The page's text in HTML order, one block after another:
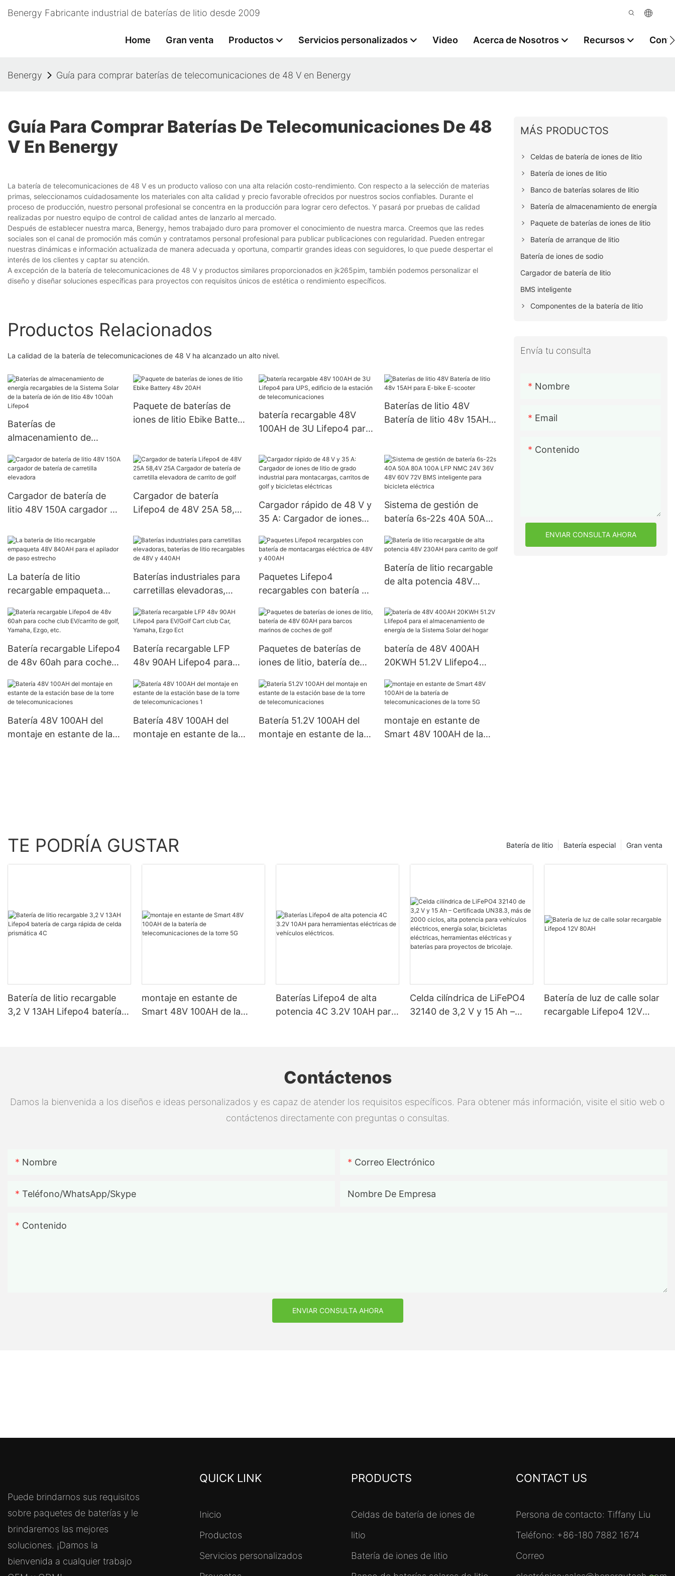
Benergy Fabricante industrial de baterías de litio desde 2009
Home Gran venta Productos Servicios personalizados Video Acerca de Nosotros Recursos
Benergy Guía para comprar baterías de telecomunicaciones de 48 V en Benergy
Guía Para Comprar Baterías De Telecomunicaciones De 48
V En Benergy
La batería de telecomunicaciones de 48 V es un producto valioso con una alta relación costo-rendimiento. Con respecto a la selección de materias
primas, seleccionamos cuidadosamente los materiales con alta calidad y precio favorable ofrecidos por nuestros socios confiables. Durante el
proceso de producción, nuestro personal profesional se concentra en la producción para lograr cero defectos. Y pasará por pruebas de calidad
realizadas por nuestro equipo de control de calidad antes de lanzarlo al mercado.
Después de establecer nuestra marca, Benergy, hemos trabajado duro para promover el conocimiento de nuestra marca. Creemos que las redes
sociales son el canal de promoción más común y contratamos personal profesional para publicar publicaciones con regularidad. Pueden entregar
nuestras dinámicas e información actualizada de manera adecuada y oportuna, compartir grandes ideas con seguidores, lo que puede despertar el
interés de los clientes y captar su atención.
A excepción de la batería de telecomunicaciones de 48 V y productos similares proporcionados en jk265pim, también podemos personalizar el
diseño y diseñar soluciones específicas para proyectos con requisitos únicos de estética o rendimiento específicos.
Productos Relacionados
La calidad de la batería de telecomunicaciones de 48 V ha alcanzado un alto nivel.
Baterías de
almacenamiento de
Sistema Solar de la batería
de ión de litio 48v 100ah
Lifepo4
Paquete de baterías de
iones de litio Ebike Battery
batería recargable 48V
100AH ​​de 3U Lifepo4 para
de telecomunicaciones
Baterías de litio 48V
Batería de litio 48v 15AH
Cargador de batería de
litio 48V 150A cargador de
elevadora
Cargador de batería
Lifepo4 de 48V 25A 58,4V
de carretilla elevadora de
carrito de golf
Cargador rápido de 48 V y
35 A: Cargador de iones
para montacargas,
carritos de golf y bicicletas
eléctricas
Sistema de gestión de
batería 6s-22s 40A 50A
36V 48V 60V 72V BMS
eléctrica
La batería de litio
recargable empaqueta
apilador de paso estrecho
Baterías industriales para
carretillas elevadoras,
recargables de 48V y
440AH
Paquetes Lifepo4
recargables con batería de
48V y 400AH
Batería de litio recargable
de alta potencia 48V
Batería recargable Lifepo4
de 48v 60ah para coche
Yamaha, Ezgo, etc.
Batería recargable LFP
48v 90AH Lifepo4 para
Yamaha, Ezgo Ect
Paquetes de baterías de
iones de litio, batería de
marinos de coches de golf
batería de 48V 400AH
20KWH 51.2V Llifepo4
energía de la Sistema Solar
del hogar
Batería 48V 100AH ​​del
montaje en estante de la
Batería 48V 100AH ​​del
montaje en estante de la
Batería 51.2V 100AH ​​del
montaje en estante de la
montaje en estante de
Smart 48V 100AH ​​de la
MÁS PRODUCTOS
Celdas de batería de iones de litio
Batería de iones de litio
Banco de baterías solares de litio
Batería de almacenamiento de energía
Paquete de baterías de iones de litio
Batería de arranque de litio
Batería de iones de sodio
Cargador de batería de litio
BMS inteligente
Componentes de la batería de litio
Envía tu consulta
Nombre
Email
Contenido
ENVIAR CONSULTA AHORA
TE PODRÍA GUSTAR Gran venta
Batería especial
Batería de litio
Batería de litio recargable
3,2 V 13AH Lifepo4 batería
montaje en estante de
Smart 48V 100AH ​​de la
Baterías Lifepo4 de alta
potencia 4C 3.2V 10AH para
Celda cilíndrica de LiFePO4
32140 de 3,2 V y 15 Ah –
proyectos de bricolaje.
Batería de luz de calle solar
recargable Lifepo4 12V
Contáctenos
Damos la bienvenida a los diseños e ideas personalizados y es capaz de atender los requisitos específicos. Para obtener más información, visite el sitio web o
contáctenos directamente con preguntas o consultas.
Nombre Correo Electrónico
Teléfono/WhatsApp/Skype Nombre De Empresa
Contenido
ENVIAR CONSULTA AHORA
Puede brindarnos sus requisitos
sobre paquetes de baterías y le
brindaremos las mejores
soluciones. ¡Damos la
bienvenida a cualquier trabajo
QUICK LINK
Inicio
Productos
Servicios personalizados
PRODUCTS
Celdas de batería de iones de
litio
Batería de iones de litio
CONTACT US
Persona de contacto: Tiffany Liu
Teléfono: +86-180 7882 1674
Correo